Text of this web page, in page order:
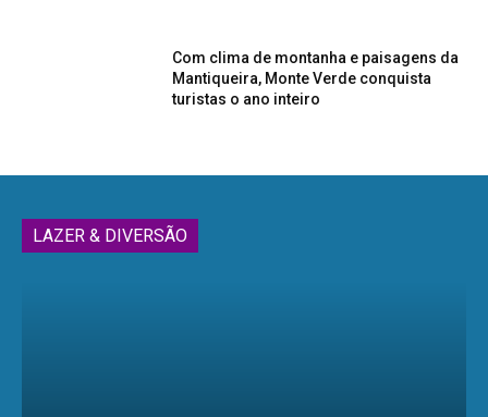
Com clima de montanha e paisagens da
Mantiqueira, Monte Verde conquista
turistas o ano inteiro
LAZER & DIVERSÃO